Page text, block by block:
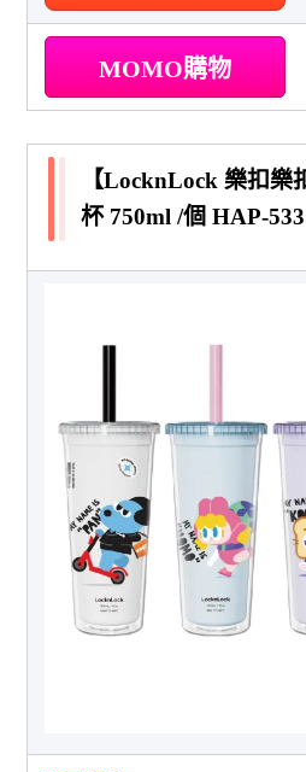
MOMO購物
【LocknLock 樂扣樂
杯 750ml /個 HAP-533